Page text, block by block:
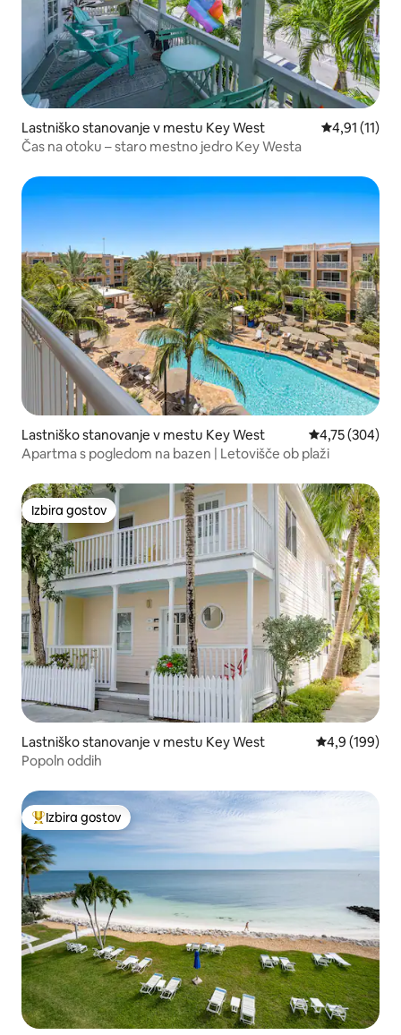
Lastniško stanovanje v mestu Key West Povprečna
4,91 (11)
Čas na otoku – staro mestno jedro Key Westa
Lastniško stanovanje v mestu Key West Povprečna
4,75 (304)
Apartma s pogledom na bazen | Letovišče ob plaži
Izbira gostov
Izbira gostov
Lastniško stanovanje v mestu Key West Povprečna
4,9 (199)
Popoln oddih
Najbolj priljubljena prenočišča z značko »Izbira gostov«
Izbira gostov